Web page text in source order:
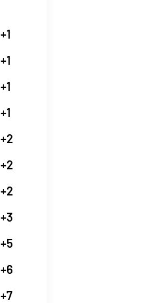
+1
+1
+1
+1
+2
+2
+2
+3
+5
+6
+7